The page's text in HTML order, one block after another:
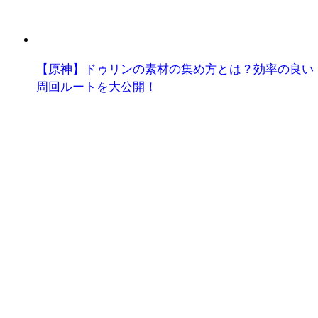
【原神】ドゥリンの素材の集め方とは？効率の良い
周回ルートを大公開！